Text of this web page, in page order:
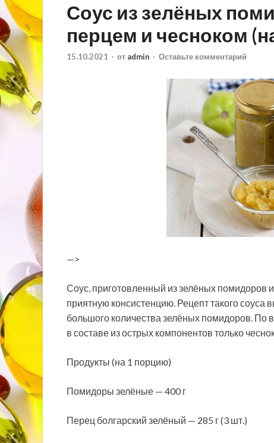
Соус из зелёных
перцем и чесноком
15.10.2021 - от admin - Оставьте комментарий
—>
Соус, приготовленный из зелёных помидоров
приятную консистенцию. Рецепт такого соуса
большого количества зелёных помидоров. По
в составе из острых компонентов только
Продукты (на 1 порцию)
Помидоры зелёные — 400 г
Перец болгарский зелёный — 285 г (3 шт.)